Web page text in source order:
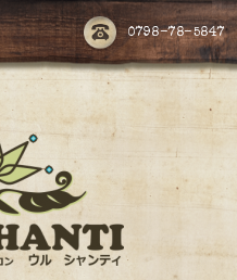
0798-78-5847